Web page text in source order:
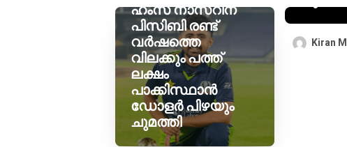
ഹംസ നാസറിന്
പിസിബി രണ്ട്
വർഷത്തെ
വിലക്കും പത്ത്
ലക്ഷം
പാക്കിസ്ഥാൻ
ഡോളർ പിഴയും
ചുമത്തി
Kiran M